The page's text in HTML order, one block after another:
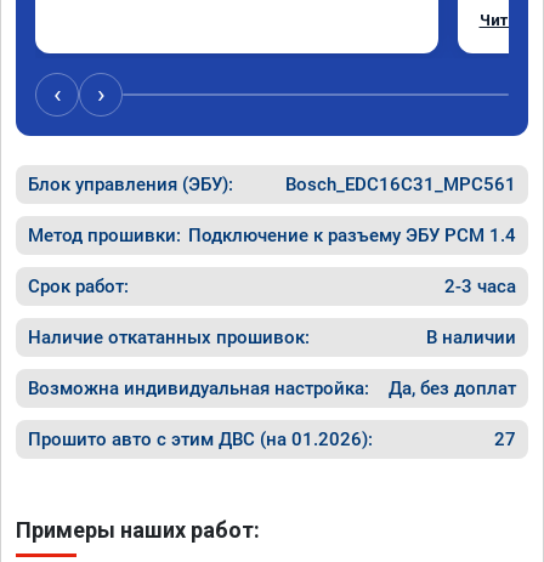
Читать
‹ ›
Блок управления (ЭБУ): Bosch_EDC16C31_MPC561
Метод прошивки: Подключение к разъему ЭБУ PCM 1.4
Срок работ: 2-3 часа
Наличие откатанных прошивок: В наличии
Возможна индивидуальная настройка: Да, без доплат
Прошито авто с этим ДВС (на 01.2026): 27
Примеры наших работ: